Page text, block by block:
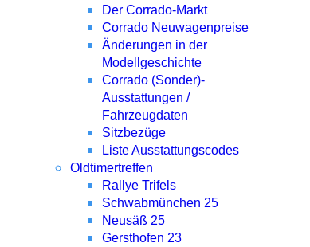
Der Corrado-Markt
Corrado Neuwagenpreise
Änderungen in der
Modellgeschichte
Corrado (Sonder)-
Ausstattungen /
Fahrzeugdaten
Sitzbezüge
Liste Ausstattungscodes
Oldtimertreffen
Rallye Trifels
Schwabmünchen 25
Neusäß 25
Gersthofen 23